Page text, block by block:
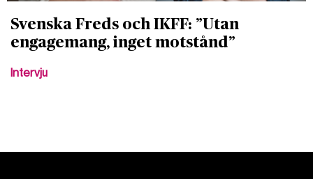
Svenska Freds och IKFF: ”Utan
engagemang, inget motstånd”
Intervju